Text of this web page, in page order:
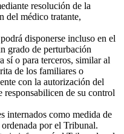
resolución de la
del médico tratante,
disponerse incluso en el
grado de perturbación
sí o para terceros, similar al
de los familiares o
con la autorización del
responsabilicen de su control
internados como medida de
por el Tribunal.